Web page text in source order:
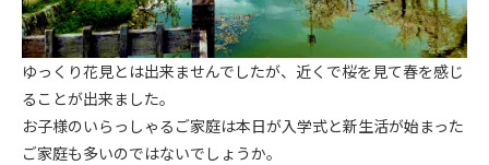
ゆっくり花見とは出来ませんでしたが、近くで桜を見て春を感じ
ることが出来ました。
お子様のいらっしゃるご家庭は本日が入学式と新生活が始まった
ご家庭も多いのではないでしょうか。